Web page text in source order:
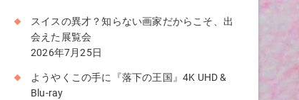
スイスの異才？知らない画家だからこそ、出
会えた展覧会
2026年7月25日
ようやくこの手に『落下の王国』4K UHD &
Blu-ray